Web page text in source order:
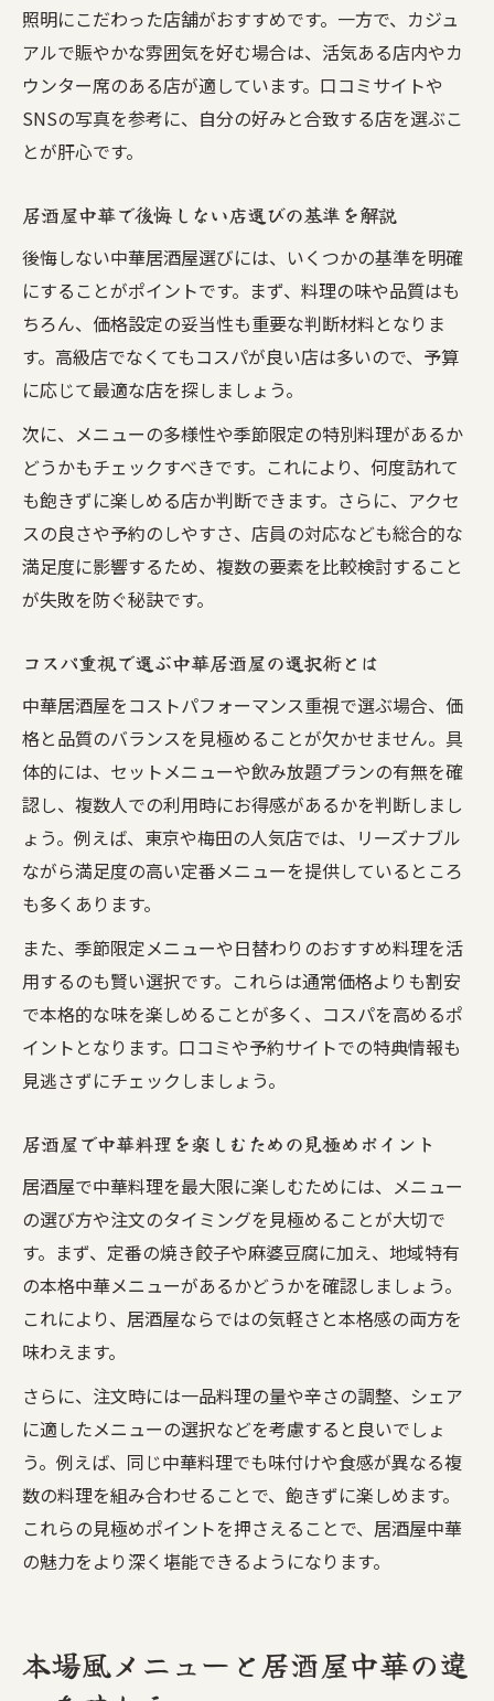
照明にこだわった店舗がおすすめです。一方で、カジュ
アルで賑やかな雰囲気を好む場合は、活気ある店内やカ
ウンター席のある店が適しています。口コミサイトや
SNSの写真を参考に、自分の好みと合致する店を選ぶこ
とが肝心です。
居酒屋中華で後悔しない店選びの基準を解説
後悔しない中華居酒屋選びには、いくつかの基準を明確
にすることがポイントです。まず、料理の味や品質はも
ちろん、価格設定の妥当性も重要な判断材料となりま
す。高級店でなくてもコスパが良い店は多いので、予算
に応じて最適な店を探しましょう。
次に、メニューの多様性や季節限定の特別料理があるか
どうかもチェックすべきです。これにより、何度訪れて
も飽きずに楽しめる店か判断できます。さらに、アクセ
スの良さや予約のしやすさ、店員の対応なども総合的な
満足度に影響するため、複数の要素を比較検討すること
が失敗を防ぐ秘訣です。
コスパ重視で選ぶ中華居酒屋の選択術とは
中華居酒屋をコストパフォーマンス重視で選ぶ場合、価
格と品質のバランスを見極めることが欠かせません。具
体的には、セットメニューや飲み放題プランの有無を確
認し、複数人での利用時にお得感があるかを判断しまし
ょう。例えば、東京や梅田の人気店では、リーズナブル
ながら満足度の高い定番メニューを提供しているところ
も多くあります。
また、季節限定メニューや日替わりのおすすめ料理を活
用するのも賢い選択です。これらは通常価格よりも割安
で本格的な味を楽しめることが多く、コスパを高めるポ
イントとなります。口コミや予約サイトでの特典情報も
見逃さずにチェックしましょう。
居酒屋で中華料理を楽しむための見極めポイント
居酒屋で中華料理を最大限に楽しむためには、メニュー
の選び方や注文のタイミングを見極めることが大切で
す。まず、定番の焼き餃子や麻婆豆腐に加え、地域特有
の本格中華メニューがあるかどうかを確認しましょう。
これにより、居酒屋ならではの気軽さと本格感の両方を
味わえます。
さらに、注文時には一品料理の量や辛さの調整、シェア
に適したメニューの選択などを考慮すると良いでしょ
う。例えば、同じ中華料理でも味付けや食感が異なる複
数の料理を組み合わせることで、飽きずに楽しめます。
これらの見極めポイントを押さえることで、居酒屋中華
の魅力をより深く堪能できるようになります。
本場風メニューと居酒屋中華の違